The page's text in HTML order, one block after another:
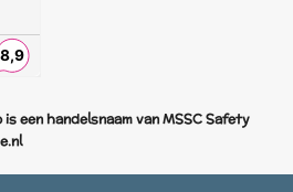
een handelsnaam van MSSC Safety